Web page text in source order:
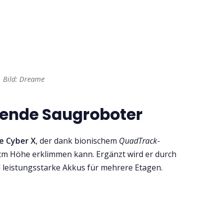
Bild: Dreame
Saugroboter
Cyber X, der dank bionischem QuadTrack-
Höhe erklimmen kann. Ergänzt wird er durch
Akkus für mehrere Etagen.